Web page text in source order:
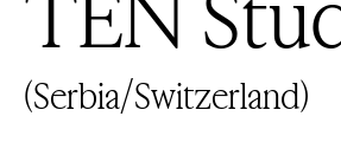
(Serbia/Switzerland)